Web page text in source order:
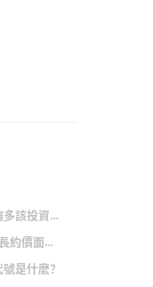
矽力股價: 台股偏多該投資什麼？分析師：以目前電子股來看 還是只有 AI
矽力股價: 矽晶圓長約價面臨鬆動 晶圓代工大廠傳向日商提下修價格
是什麼？